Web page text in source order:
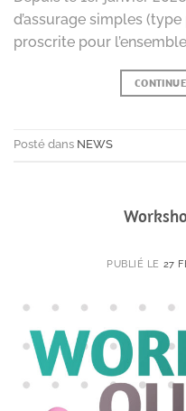
d’assurage simples
proscrite pour
Posté dans NEWS
PUBLIÉ LE 27